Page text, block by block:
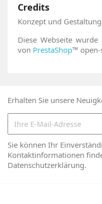
Credits
Konzept und
Diese Webseite
von PrestaShop™ open-
Erhalten Sie unsere
Sie können Ihr
Kontaktinformationen
Datenschutzerklärung.